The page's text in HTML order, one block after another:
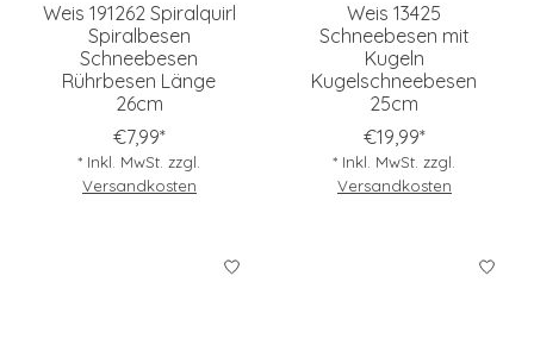
Weis 191262 Spiralquirl
Spiralbesen
Schneebesen
Rührbesen Länge
26cm
€7,99*
* Inkl. MwSt. zzgl.
Versandkosten
Weis 13425
Schneebesen mit
Kugeln
Kugelschneebesen
25cm
€19,99*
* Inkl. MwSt. zzgl.
Versandkosten